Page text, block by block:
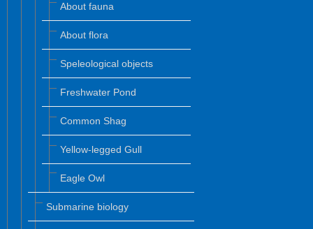
About fauna
About flora
Speleological objects
Freshwater Pond
Common Shag
Yellow-legged Gull
Eagle Owl
Submarine biology